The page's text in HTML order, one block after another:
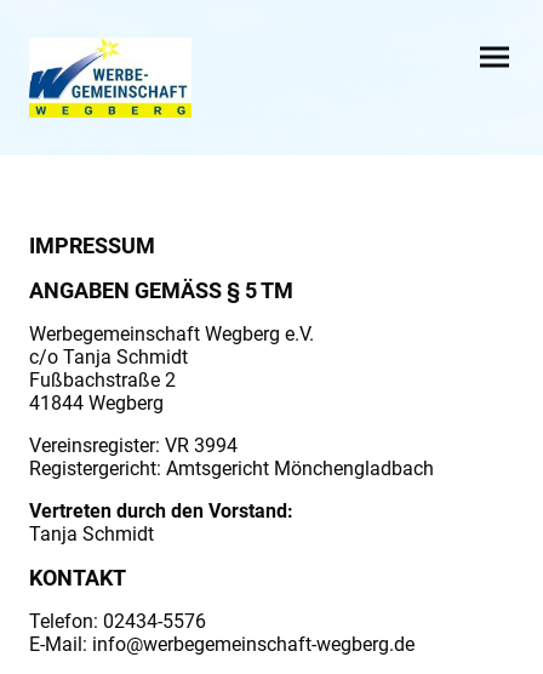
IMPRESSUM
ANGABEN GEMÄSS § 5 TM
Werbegemeinschaft Wegberg e.V.
c/o Tanja Schmidt
Fußbachstraße 2
41844 Wegberg
Vereinsregister: VR 3994
Registergericht: Amtsgericht Mönchengladbach
Vertreten durch den Vorstand:
Tanja Schmidt
KONTAKT
Telefon: 02434-5576
E-Mail: info@werbegemeinschaft-wegberg.de